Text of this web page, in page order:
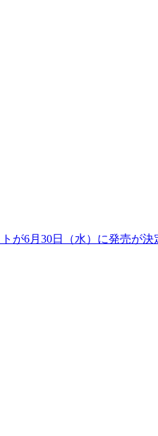
が6月30日（水）に発売が決